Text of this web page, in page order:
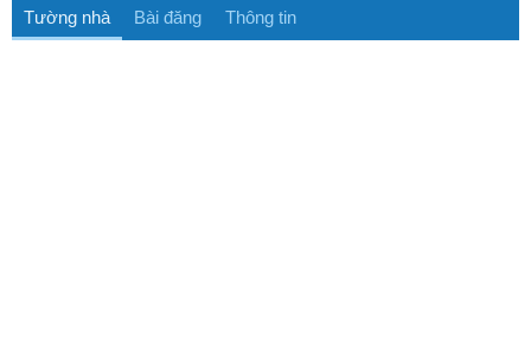
Tường nhà Bài đăng Thông tin